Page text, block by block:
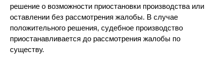
решение о возможности приостановки производства или
оставлении без рассмотрения жалобы. В случае
положительного решения, судебное производство
приостанавливается до рассмотрения жалобы по
существу.